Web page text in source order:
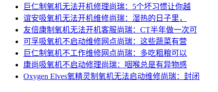
巨仁制氧机无法开机修理尚瑞：5个坏习惯让你越
谊安吸氧机无法开机维修尚瑞：湿热的日子里，
友倍康制氧机无法开机客服尚瑞：CT半年做一次可
可孚吸氧机不启动维修网点尚瑞：这些蔬菜有营
巨仁制氧机不工作维修网点尚瑞：多吃粗粮可以
康尚吸氧机不启动修理尚瑞：咽喉总是有异物感
Oxygen Elves氧精灵制氧机无法启动维修尚瑞：封闭